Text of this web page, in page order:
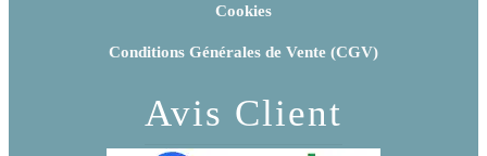
Cookies
Conditions Générales de Vente (CGV)
Avis Client